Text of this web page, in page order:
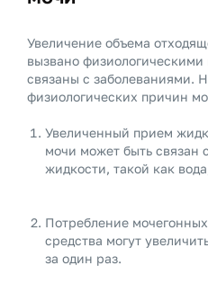
Увеличение объема
вызвано
связаны с заболеваниями.
физиологических причин
Увеличенный прием
мочи может быть связан
жидкости, такой как
Потребление
средства могут
за один раз.